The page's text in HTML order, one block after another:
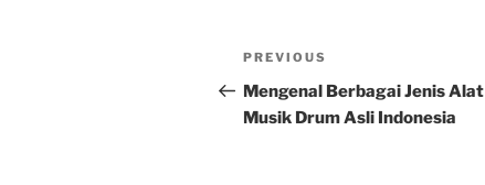
Post
navigation
Previous
Post
PREVIOUS
Mengenal Berbagai Jenis Alat
Musik Drum Asli Indonesia